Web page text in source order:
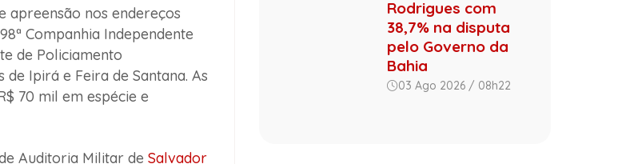
apreensão nos endereços
Companhia Independente
de Policiamento
Ipirá e Feira de Santana. As
70 mil em espécie e
Auditoria Militar de Salvador
Rodrigues com
38,7% na disputa
pelo Governo da
Bahia
03 Ago 2026 / 08h22